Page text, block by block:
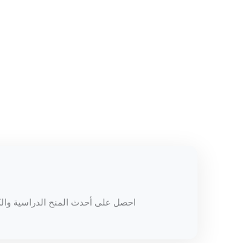
احصل على أحدث المنح الدراسية